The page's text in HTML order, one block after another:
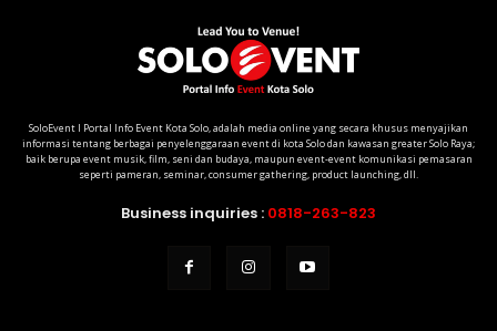
SoloEvent I Portal Info Event Kota Solo, adalah media online yang secara khusus menyajikan
informasi tentang berbagai penyelenggaraan event di kota Solo dan kawasan greater Solo Raya;
baik berupa event musik, film, seni dan budaya, maupun event-event komunikasi pemasaran
seperti pameran, seminar, consumer gathering, product launching, dll.
Business inquiries : 0818-263-823